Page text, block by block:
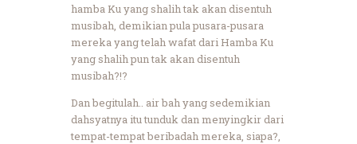
hamba Ku yang shalih tak akan disentuh
musibah, demikian pula pusara-pusara
mereka yang telah wafat dari Hamba Ku
yang shalih pun tak akan disentuh
musibah?!?
Dan begitulah.. air bah yang sedemikian
dahsyatnya itu tunduk dan menyingkir dari
tempat-tempat beribadah mereka, siapa?,